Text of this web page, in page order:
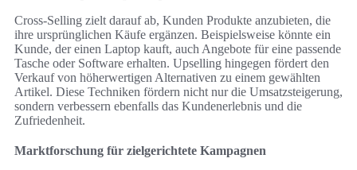
Cross-Selling zielt darauf ab, Kunden Produkte anzubieten, die
ihre ursprünglichen Käufe ergänzen. Beispielsweise könnte ein
Kunde, der einen Laptop kauft, auch Angebote für eine passende
Tasche oder Software erhalten. Upselling hingegen fördert den
Verkauf von höherwertigen Alternativen zu einem gewählten
Artikel. Diese Techniken fördern nicht nur die Umsatzsteigerung,
sondern verbessern ebenfalls das Kundenerlebnis und die
Zufriedenheit.
Marktforschung für zielgerichtete Kampagnen